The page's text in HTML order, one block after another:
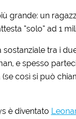
grande: un
“solo” ad 1
sostanziale tra i
e spesso
(se così si può
è diventato